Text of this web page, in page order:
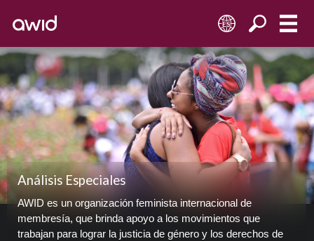
ES
Análisis Especiales
AWID es un organización feminista internacional de
membresía, que brinda apoyo a los movimientos que
trabajan para lograr la justicia de género y los derechos de